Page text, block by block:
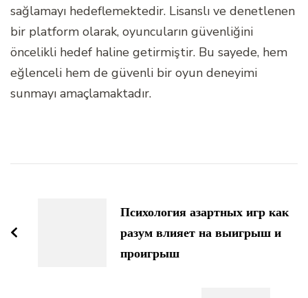
sağlamayı hedeflemektedir. Lisanslı ve denetlenen
bir platform olarak, oyuncuların güvenliğini
öncelikli hedef haline getirmiştir. Bu sayede, hem
eğlenceli hem de güvenli bir oyun deneyimi
sunmayı amaçlamaktadır.
NavigationПсихология азартных игр как
разум влияет на выигрыш и
проигрыш